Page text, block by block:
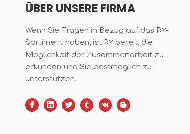
ÜBER UNSERE FIRMA
Wenn Sie Fragen in Bezug auf das RY-
Sortiment haben, ist RY bereit, die
Möglichkeit der Zusammenarbeit zu
erkunden und Sie bestmöglich zu
unterstützen.